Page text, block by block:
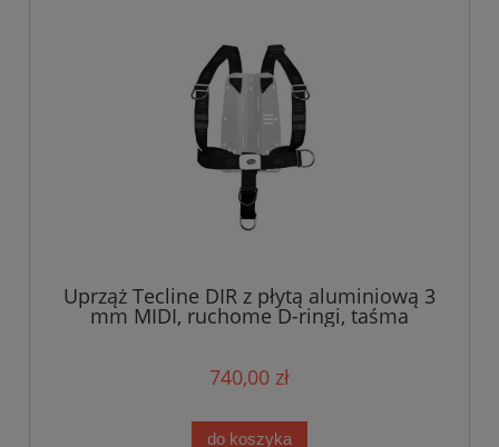
Uprząż Tecline DIR z płytą aluminiową 3
mm MIDI, ruchome D-ringi, taśma
740,00 zł
do koszyka